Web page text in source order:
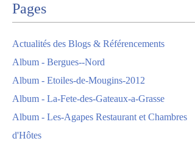
Pages
Actualités des Blogs & Référencements
Album - Bergues--Nord
Album - Etoiles-de-Mougins-2012
Album - La-Fete-des-Gateaux-a-Grasse
Album - Les-Agapes Restaurant et Chambres
d'Hôtes